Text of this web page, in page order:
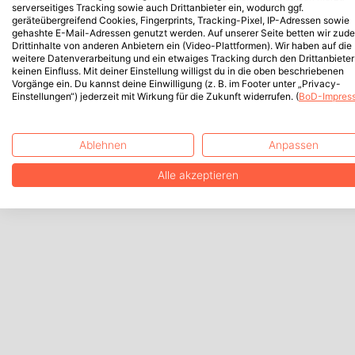
serverseitiges Tracking sowie auch Drittanbieter ein, wodurch ggf.
geräteübergreifend Cookies, Fingerprints, Tracking-Pixel, IP-Adressen sowie
gehashte E-Mail-Adressen genutzt werden. Auf unserer Seite betten wir
Drittinhalte von anderen Anbietern ein (Video-Plattformen). Wir haben auf die
weitere Datenverarbeitung und ein etwaiges Tracking durch den Drittanbieter
keinen Einfluss. Mit deiner Einstellung willigst du in die oben beschriebenen
Vorgänge ein. Du kannst deine Einwilligung (z. B. im Footer unter „Privacy-
Einstellungen“) jederzeit mit Wirkung für die Zukunft widerrufen. (BoD-
Ablehnen Anpassen
Alle akzeptieren